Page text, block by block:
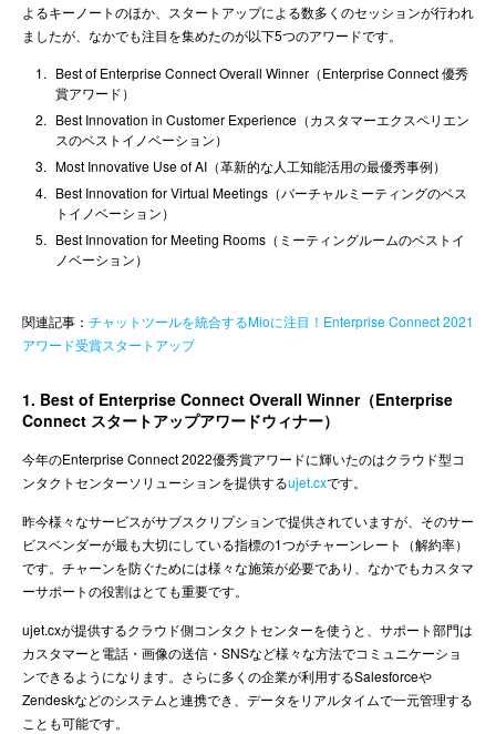
よるキーノートのほか、スタートアップによる数多くのセッションが行われ
ましたが、なかでも注目を集めたのが以下5つのアワードです。
Best of Enterprise Connect Overall Winner（Enterprise Connect 優秀
賞アワード）
Best Innovation in Customer Experience（カスタマーエクスペリエン
スのベストイノベーション）
Most Innovative Use of AI（革新的な人工知能活用の最優秀事例）
Best Innovation for Virtual Meetings（バーチャルミーティングのベス
トイノベーション）
Best Innovation for Meeting Rooms（ミーティングルームのベストイ
ノベーション）
関連記事： チャットツールを統合するMioに注目！Enterprise Connect 2021
アワード受賞スタートアップ
1. Best of Enterprise Connect Overall Winner（Enterprise
Connect スタートアップアワードウィナー）
今年のEnterprise Connect 2022優秀賞アワードに輝いたのはクラウド型コ
ンタクトセンターソリューションを提供するujet.cxです。
昨今様々なサービスがサブスクリプションで提供されていますが、そのサー
ビスベンダーが最も大切にしている指標の1つがチャーンレート（解約率）
です。チャーンを防ぐためには様々な施策が必要であり、なかでもカスタマ
ーサポートの役割はとても重要です。
ujet.cxが提供するクラウド側コンタクトセンターを使うと、サポート部門は
カスタマーと電話・画像の送信・SNSなど様々な方法でコミュニケーショ
ンできるようになります。さらに多くの企業が利用するSalesforceや
Zendeskなどのシステムと連携でき、データをリアルタイムで一元管理する
ことも可能です。